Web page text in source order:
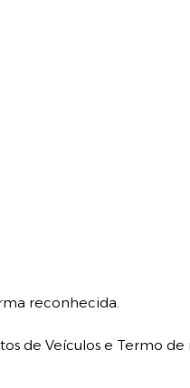
reconhecida.
de Veículos e Termo